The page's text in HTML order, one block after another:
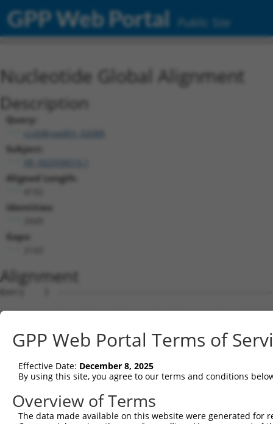
GPP Web Portal Public Site
Nucleotide Global Alignment
Description
Query:
ccsbBroadEn_02088
Subject:
Aligned Length:
Identities:
Gaps:
Alignment
Query    1  --------------------------------------------------------------------------  0
                                                                                      
Sbjct    1  TCCGGTGTAACGTTCGGGCTCCGTCTCAGGGGCTGAAGTTTGTGAGGTGTAGTATTGAGTCCTGTTTGAGCTAT  74

Query    1  --------------------ATGGCACTGTCAAAGAGGGAGCTGGATGAGCTGAAACCATGGATAGAGAAGACA  54
                                ||||||||||||||||||||||||||||||||||||||||||||||||||||||
Sbjct   75  TGTTCTCTTTTTCCTGAAAAATGGCACTGTCAAAGAGGGAGCTGGATGAGCTGAAACCATGGATAGAGAAGACA  148

Query   55  GTGAAGAGGGTCCTGGGTTTCTCAGAGCCTACGGTGGTCACAGCAGCATTGAACTGTGTGGGGAAGGGCATGGA  128
            ||||||||||||||||||||||||||||||||||||||||||||||||||||||||||||||||||||||||||
Sbjct  149  GTGAAGAGGGTCCTGGGTTTCTCAGAGCCTACGGTGGTCACAGCAGCATTGAACTGTGTGGGGAAGGGCATGGA  222

Query  129  CAAGAAGAAGGCAGCCGATCATCTGAAACCTTTTCTTGATGATTCTACTCTCCGATTTGTGGACAAACTGTTTG  202
            ||||||||||||||||||||||||||||||||||||||||||||||||||||||||||||||||||||||||||
Sbjct  223  CAAGAAGAAGGCAGCCGATCATCTGAAACCTTTTCTTGATGATTCTACTCTCCGATTTGTGGACAAACTGTTTG  296

Query  203  AGGCTGTGGAGGAAGGCCGAAGCTCTAGGCATTCCAAGTCTAGCAGTGACAGGAGCAGAAAACGAGAGCTAAAG  276
            ||||||||||||||||||||||||||||||||||||||||||||||||||||||||||||||||||||||||||
Sbjct  297  AGGCTGTGGAGGAAGGCCGAAGCTCTAGGCATTCCAAGTCTAGCAGTGACAGGAGCAGAAAACGAGAGCTAAAG  370

Query  277  GAGGTGTTTGGTGATGACTCTGAGATCTCTAAAGAATCATCAGGAGTAAAGAAGCGACGAATACCCCGTTTTGA  350
            ||||||||||||||||||||||||||||||||||||||||||||||||||||||||||||||||||||||||||
Sbjct  371  GAGGTGTTTGGTGATGACTCTGAGATCTCTAAAGAATCATCAGGAGTAAAGAAGCGACGAATACCCCGTTTTGA  444

Query  351  GGAGGTGGAAGAAGAGCCAGAGGTGATCCCTGGGCCTCCATCAGAGAGCCCTGGCATGCTGACTAAGCTCCAGA  424
            ||||||||||||||||||||||||||||||||||||||||||||||||||||||||||||||||||||||||||
Sbjct  445  GGAGGTGGAAGAAGAGCCAGAGGTGATCCCTGGGCCTCCATCAGAGAGCCCTGGCATGCTGACTAAGCTCCAGA  518

Query  425  TCAAACAGATGATGGAGGCAGCAACACGACAAATCGAGGAGAGGAAAAAACAGCTGAGCTTCATTAGCCCCCCT  498
            ||||||||||||||||||||||||||||||||||||||||||||||||||||||||||||||||||||||||||
Sbjct  519  TCAAACAGATGATGGAGGCAGCAACACGACAAATCGAGGAGAGGAAAAAACAGCTGAGCTTCATTAGCCCCCCT  592

Query  499  ACACCTCAGCCAAAGACTCCTTCTTCCTCCCAACCAGAACGACTTCCTATTGGCAACACTATTCAGCCCTCCCA  572
            ||||||||||||||||||||||||||||||||||||||||||||||||||||||||||||||||||||||||||
Sbjct  593  ACACCTCAGCCAAAGACTCCTTCTTCCTCCCAACCAGAACGACTTCCTATTGGCAACACTATTCAGCCCTCCCA  666

Query  573  GGCTGCCACTTTCATGAATGATGCCATTGAGAAGGCAAGGAAAGCAGCTGAACTGCAAGCTCGAATCCAAGCCC  646
            ||||||||||||||||||||||||||||||||||||||||||||||||||||||||||||||||||||||||||
Sbjct  667  GGCTGCCACTTTCATGAATGATGCCATTGAGAAGGCAAGGAAAGCAGCTGAACTGCAAGCTCGAATCCAAGCCC  740

Query  647  AGCTGGCACTGAAGCCAGGACTCATCGGCAATGCCAACATGGTGGGCCTGGCTAATCTCCATGCCATGGGCATT  720
            ||||||||||||||||||||||||||||||||||||||||||||||||||||||||||||||||||||||||||
Sbjct  741  AGCTGGCACTGAAGCCAGGACTCATCGGCAATGCCAACATGGTGGGCCTGGCTAATCTCCATGCCATGGGCATT  814

Query  721  GCTCCCCCGAAGGTGGAGTTAAAAGACCAAACGAAACCTACACCACTGATCCTGGATGAGCAAGGGCGCACTGT  794
            ||||||||||||||||||||||||||||||||||||||||||||||||||||||||||||||||||||||||||
Sbjct  815  GCTCCCCCGAAGGTGGAGTTAAAAGACCAAACGAAACCTACACCACTGATCCTGGATGAGCAAGGGCGCACTGT  888

Query  795  AGATGCAACAGGCAAGGAGATTGAGCTGACACACCGCATGCCTACTCTGAAAGCCAATATTCGTGCTGTGAAGA  868
            ||||||||||||||||||||||||||||||||||||||||||||||||||||||||||||||||||||||||||
Sbjct  889  AGATGCAACAGGCAAGGAGATTGAGCTGACACACCGCATGCCTACTCTGAAAGCCAATATTCGTGCTGTGAAGA  962

Query  869  GGGAACAATTCAAGCAACAACTAAAGGAAAAGCCATCAGAAGACATGGAATCCAATACCTTTTTTGACCCCCGA  942
            ||||||||||||||||||||||||||||||||||||||||||||||||||||||||||||||||||||||||||
Sbjct  963  GGGAACAATTCAAGCAACAACTAAAGGAAAAGCCATCAGAAGACATGGAATCCAATACCTTTTTTGACCCCCGA  1036

Query  943  GTCTCCATTGCCCCTTCCCAGCGCCAGAGACGCACTTTTAAATTCCATGACAAGGGCAAATTTGAGAAGATTGC  1016
            ||||||||||||||||||||||||||||||||||||||||||||||||||||||||||||||||||||||||||
Sbjct 1037  GTCTCCATTGCCCCTTCCCAGCGCCAGAGACGCACTTTTAAATTCCATGACAAGGGCAAATTTGAGAAGATTGC  1110

Query 1017  TCAGCGATTACGGACAAAGGCTCAACTGGAGAAGCTACAGGCAGAGATTTCACAAGCAGCTCGAAAAACAGGCA  1090
            ||||||||||||||||||||||||||||||||||||||||||||||||||||||||||||||||||||||||||
Sbjct 1111  TCAGCGATTACGGACAAAGGCTCAACTGGAGAAGCTACAGGCAGAGATTTCACAAGCAGCTCGAAAAACAGGCA  1184

Query 1091  TCCATACTTCGACTAGGCTTGCCCTCATTGCTCCTAAGAAGGAGCTAAAGGAAGGAGATATTCCTGAAATTGAG  1164
            ||||||||||||||||||||||||||||||||||||||||||||||||||||||||||||||||||||||||||
Sbjct 1185  TCCATACTTCGACTAGGCTTGCCCTCATTGCTCCTAAGAAGGAGCTAAAGGAAGGAGATATTCCTGAAATTGAG  1258

Query 1165  TGGTGGGACTCTTACATAATCCCCAATGGCTTTGATCTTACAGAGGAAAATCCCAAGAGAGAAGATTATTTTGG  1238
            ||||||||||||||||||||||||||||||||||||||||||||||||||||||||||||||||||||||||||
Sbjct 1259  TGGTGGGACTCTTACATAATCCCCAATGGCTTTGATCTTACAGAGGAAAATCCCAAGAGAGAAGATTATTTTGG  1332

Query 1239  AATCACAAATCTTGTTGAACATCCAGCCCAGCTCAATCCTCCAGTTGACAATGACACACCAGTTACTCTGGGAG  1312
            ||||||||||||||||||||||||||||||||||||||||||||||||||||||||||||||||||||||||||
Sbjct 1333  AATCACAAATCTTGTTGAACATCCAGCCCAGCTCAATCCTCCAGTTGACAATGACACACCAGTTACTCTGGGAG  1406

Query 1313  TATATCTTACCAAGAAGGAACAGAAAAAACTTCGGAGACAAACAAGGAGGGAAGCACAGAAGGAACTACAAGAA  1386
            ||||||||||||||||||||||||||||||||||||||||||||||||||||||||||||||||||||||||||
Sbjct 1407  TATATCTTACCAAGAAGGAACAGAAAAAACTTCGGAGACAAACAAGGAGGGAAGCACAGAAGGAACTACAAGAA  1480

Query 1387  AAAGTCAGGCTGGGCCTGATGCCTCCTCCAGAACCCAAAGTGAGAATTTCTAATTTGATGCGAGTATTAGGAAC  1460
            ||||||||||||||||||||||||||||||||||||||||||||||||||||||||||||||||||||||||||
Sbjct 1481  AAAGTCAGGCTGGGCCTGATGCCTCCTCCAGAACCCAAAGTGAGAATTTCTAATTTGATGCGAGTATTAGGAAC  1554
GPP Web Portal Terms of
Effective Date: December 8, 2025
By using this site, you agree to our terms and conditions
Overview of Terms
The data made available on this website were generated